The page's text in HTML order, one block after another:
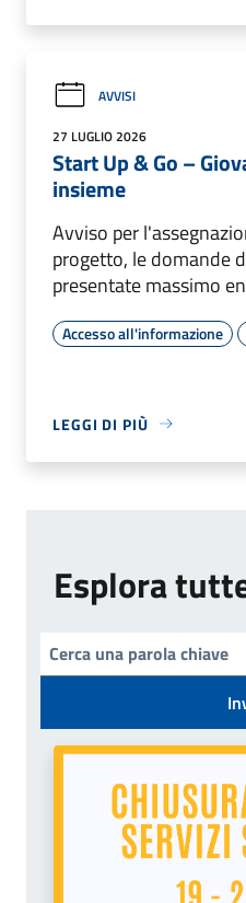
AVVISI
27 LUGLIO 2026
Start Up & Go –
insieme
Avviso per
progetto, le domande
presentate massimo
Accesso all'informazione
LEGGI DI PIÙ
Esplora